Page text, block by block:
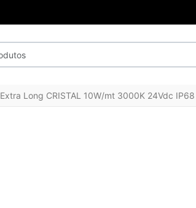
Long CRISTAL 10W/mt 3000K 24Vdc IP68